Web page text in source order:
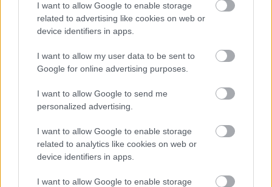
I want to allow Google to enable storage
related to advertising like cookies on web or
device identifiers in apps.
I want to allow my user data to be sent to
Google for online advertising purposes.
I want to allow Google to send me
personalized advertising.
I want to allow Google to enable storage
related to analytics like cookies on web or
device identifiers in apps.
I want to allow Google to enable storage
Στρατιωτικών Ιατρών, μετά από
αίτημα του ΙΣΑ